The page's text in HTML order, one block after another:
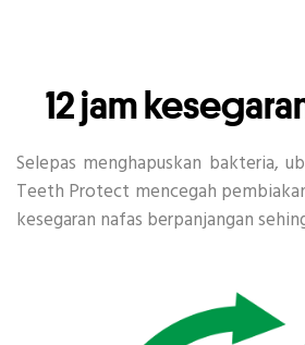
12 jam
Selepas menghapuskan bakteria,
Teeth Protect mencegah
kesegaran nafas berpanjangan